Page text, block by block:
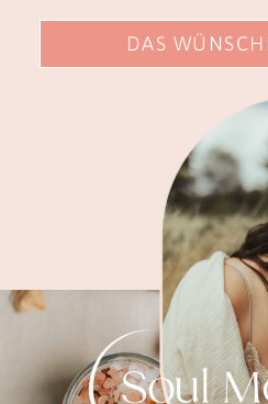
DAS